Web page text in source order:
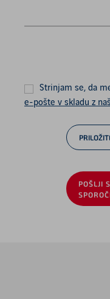
Soglasje *
Strinjam se, da
e-pošte v skladu z
POŠLJI